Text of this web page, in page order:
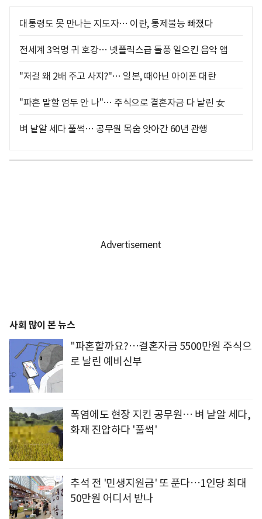
대통령도 못 만나는 지도자… 이란, 통제불능 빠졌다
전세계 3억명 귀 호강… 넷플릭스급 돌풍 일으킨 음악 앱
"저걸 왜 2배 주고 사지?"… 일본, 때아닌 아이폰 대란
"파혼 말할 엄두 안 나"… 주식으로 결혼자금 다 날린 女
벼 낱알 세다 풀썩… 공무원 목숨 앗아간 60년 관행
사회 많이 본 뉴스
"파혼할까요?…결혼자금 5500만원 주식으
로 날린 예비신부
폭염에도 현장 지킨 공무원… 벼 낱알 세다,
화재 진압하다 '풀썩'
추석 전 '민생지원금' 또 푼다…1인당 최대
50만원 어디서 받나